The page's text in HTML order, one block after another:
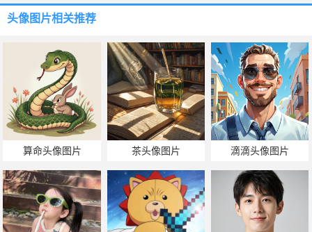
头像图片相关推荐
算命头像图片 茶头像图片 滴滴头像图片